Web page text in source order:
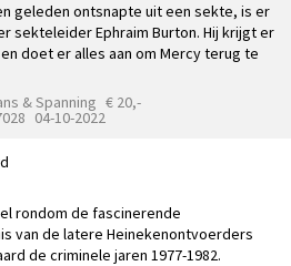
geleden ontsnapte uit een sekte, is er
sekteleider Ephraim Burton. Hij krijgt er
doet er alles aan om Mercy terug te
& Spanning € 20,-
04-10-2022
rondom de fascinerende
van de latere Heinekenontvoerders
de criminele jaren 1977-1982.